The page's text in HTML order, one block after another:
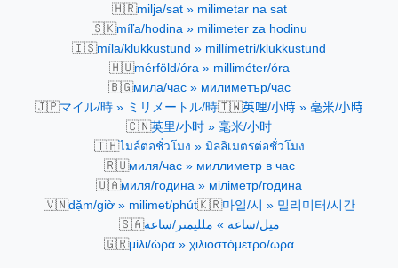
🇭🇷milja/sat » milimetar na sat
🇸🇰míľa/hodina » milimeter za hodinu
🇮🇸míla/klukkustund » millímetri/klukkustund
🇭🇺mérföld/óra » milliméter/óra
🇧🇬мила/час » милиметър/час
🇯🇵マイル/時 » ミリメートル/時🇹🇼英哩/小時 » 毫米/小時
🇨🇳英里/小时 » 毫米/小时
🇹🇭ไมล์ต่อชั่วโมง » มิลลิเมตรต่อชั่วโมง
🇷🇺миля/час » миллиметр в час
🇺🇦миля/година » міліметр/година
🇻🇳dặm/giờ » milimet/phút🇰🇷마일/시 » 밀리미터/시간
🇸🇦ميل/ساعة » ملليمتر/ساعة
🇬🇷μίλι/ώρα » χιλιοστόμετρο/ώρα